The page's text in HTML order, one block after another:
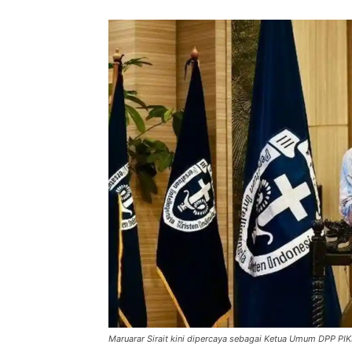
Maruarar Sirait kini dipercaya sebagai Ketua Umum DPP